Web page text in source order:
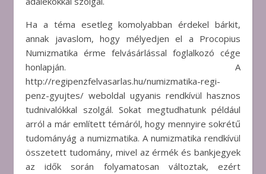
Ha a téma esetleg komolyabban érdekel bárkit,
annak javaslom, hogy mélyedjen el a Procopius
Numizmatika érme felvásárlással foglalkozó cége
honlapján. A
http://regipenzfelvasarlas.hu/numizmatika-regi-
penz-gyujtes/ weboldal ugyanis rendkívül hasznos
tudnivalókkal szolgál. Sokat megtudhatunk például
arról a már említett témáról, hogy mennyire sokrétű
tudományág a numizmatika. A numizmatika rendkívül
összetett tudomány, mivel az érmék és bankjegyek
az idők során folyamatosan változtak, ezért